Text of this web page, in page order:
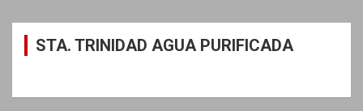
STA. TRINIDAD AGUA PURIFICADA